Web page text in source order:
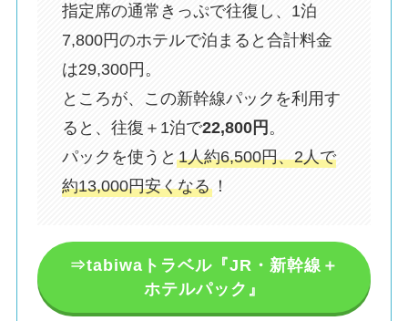
指定席の通常きっぷで往復し、1泊
7,800円のホテルで泊まると合計料金
は29,300円。
ところが、この新幹線パックを利用す
ると、往復＋1泊で22,800円 。
パックを使うと1人約6,500円、2人で
約13,000円安くなる ！
⇒tabiwaトラベル『JR・新幹線＋
ホテルパック』